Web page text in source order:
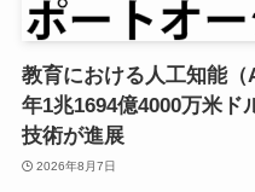
教育における人工知能
年1兆1694億4000万米ド
技術が進展
2026年8月7日